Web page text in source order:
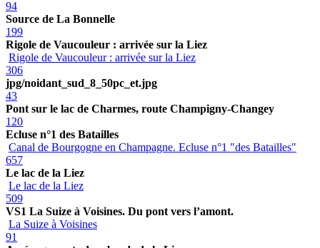
94
Source de La Bonnelle
199
Rigole de Vaucouleur : arrivée sur la Liez
Rigole de Vaucouleur : arrivée sur la Liez
306
jpg/noidant_sud_8_50pc_et.jpg
43
Pont sur le lac de Charmes, route Champigny-Changey
120
Ecluse n°1 des Batailles
Canal de Bourgogne en Champagne. Ecluse n°1 "des Batailles"
657
Le lac de la Liez
Le lac de la Liez
509
VS1 La Suize à Voisines. Du pont vers l’amont.
La Suize à Voisines
91